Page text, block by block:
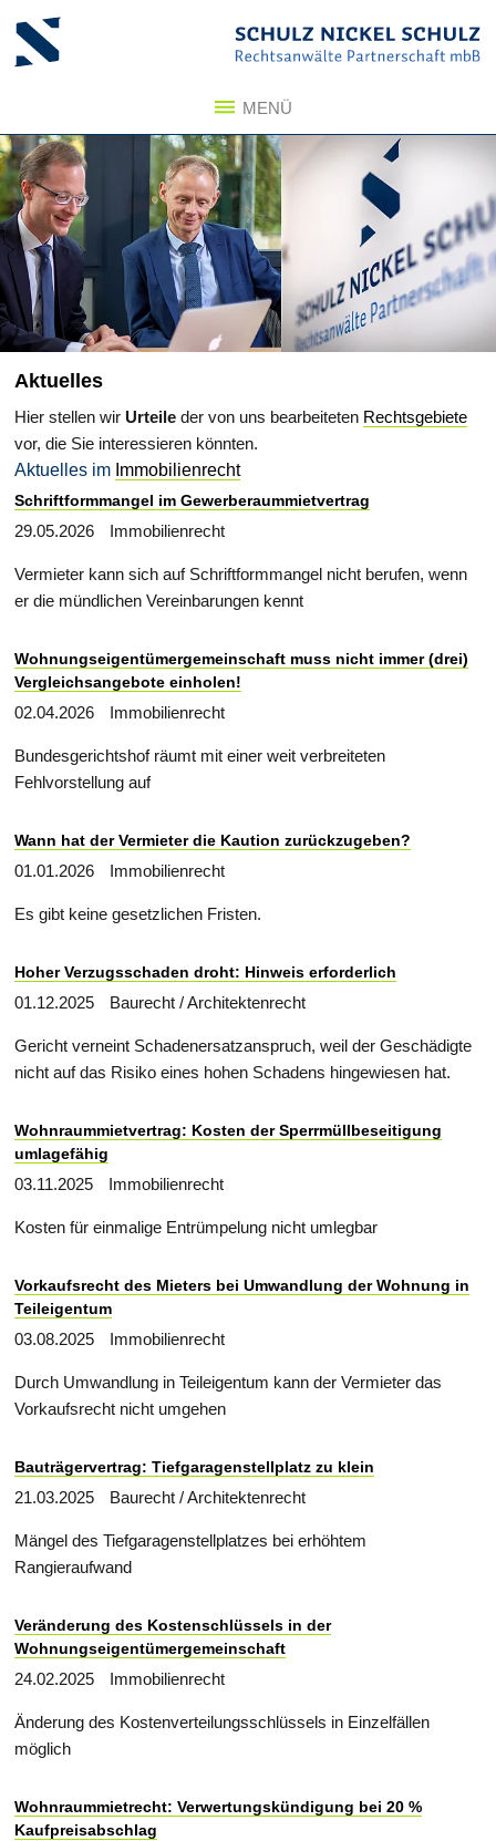
MENÜ
Aktuelles
Hier stellen wir Urteile der von uns bearbeiteten Rechtsgebiete
vor, die Sie interessieren könnten.
Aktuelles im Immobilienrecht
Schriftformmangel im Gewerberaummietvertrag
29.05.2026 Immobilienrecht
Vermieter kann sich auf Schriftformmangel nicht berufen, wenn
er die mündlichen Vereinbarungen kennt
Wohnungseigentümergemeinschaft muss nicht immer (drei)
Vergleichsangebote einholen!
02.04.2026 Immobilienrecht
Bundesgerichtshof räumt mit einer weit verbreiteten
Fehlvorstellung auf
Wann hat der Vermieter die Kaution zurückzugeben?
01.01.2026 Immobilienrecht
Es gibt keine gesetzlichen Fristen.
Hoher Verzugsschaden droht: Hinweis erforderlich
01.12.2025 Baurecht / Architektenrecht
Gericht verneint Schadenersatzanspruch, weil der Geschädigte
nicht auf das Risiko eines hohen Schadens hingewiesen hat.
Wohnraummietvertrag: Kosten der Sperrmüllbeseitigung
umlagefähig
03.11.2025 Immobilienrecht
Kosten für einmalige Entrümpelung nicht umlegbar
Vorkaufsrecht des Mieters bei Umwandlung der Wohnung in
Teileigentum
03.08.2025 Immobilienrecht
Durch Umwandlung in Teileigentum kann der Vermieter das
Vorkaufsrecht nicht umgehen
Bauträgervertrag: Tiefgaragenstellplatz zu klein
21.03.2025 Baurecht / Architektenrecht
Mängel des Tiefgaragenstellplatzes bei erhöhtem
Rangieraufwand
Veränderung des Kostenschlüssels in der
Wohnungseigentümergemeinschaft
24.02.2025 Immobilienrecht
Änderung des Kostenverteilungsschlüssels in Einzelfällen
möglich
Wohnraummietrecht: Verwertungskündigung bei 20 %
Kaufpreisabschlag